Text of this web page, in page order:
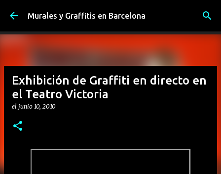
Ir al contenido principal
Murales y Graffitis en Barcelona
Exhibición de Graffiti en directo en
el Teatro Victoria
el junio 10, 2010